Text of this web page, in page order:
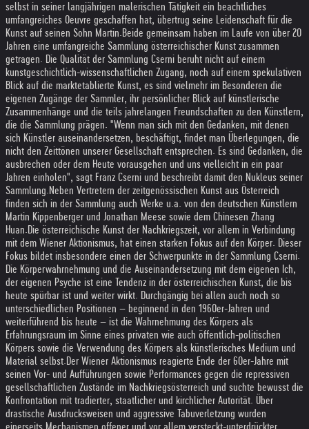
selbst in seiner langjährigen malerischen Tätigkeit ein beachtliches
umfangreiches Oeuvre geschaffen hat, übertrug seine Leidenschaft für die
Kunst auf seinen Sohn Martin.Beide gemeinsam haben im Laufe von über 20
Jahren eine umfangreiche Sammlung österreichischer Kunst zusammen
getragen. Die Qualität der Sammlung Cserni beruht nicht auf einem
kunstgeschichtlich-wissenschaftlichen Zugang, noch auf einem spekulativen
Blick auf die marktetablierte Kunst, es sind vielmehr im Besonderen die
eigenen Zugänge der Sammler, ihr persönlicher Blick auf künstlerische
Zusammenhänge und die teils jahrelangen Freundschaften zu den Künstlern,
die die Sammlung prägen. "Wenn man sich mit den Gedanken, mit denen
sich Künstler auseinandersetzen, beschäftigt, findet man Überlegungen, die
nicht den Zeittönen unserer Gesellschaft entsprechen. Es sind Gedanken, die
ausbrechen oder dem Heute vorausgehen und uns vielleicht in ein paar
Jahren einholen", sagt Franz Cserni und beschreibt damit den Nukleus seiner
Sammlung.Neben Vertretern der zeitgenössischen Kunst aus Österreich
finden sich in der Sammlung auch Werke u.a. von den deutschen Künstlern
Martin Kippenberger und Jonathan Meese sowie dem Chinesen Zhang
Huan. Die österreichische Kunst der Nachkriegszeit, vor allem in Verbindung
mit dem Wiener Aktionismus, hat einen starken Fokus auf den Körper. Dieser
Fokus bildet insbesondere einen der Schwerpunkte in der Sammlung Cserni.
Die Körperwahrnehmung und die Auseinandersetzung mit dem eigenen Ich,
der eigenen Psyche ist eine Tendenz in der österreichischen Kunst, die bis
heute spürbar ist und weiter wirkt. Durchgängig bei allen auch noch so
unterschiedlichen Positionen – beginnend in den 1960er-Jahren und
weiterführend bis heute – ist die Wahrnehmung des Körpers als
Erfahrungsraum im Sinne eines privaten wie auch öffentlich-politischen
Körpers sowie die Verwendung des Körpers als künstlerisches Medium und
Material selbst. Der Wiener Aktionismus reagierte Ende der 60er-Jahre mit
seinen Vor- und Aufführungen sowie Performances gegen die repressiven
gesellschaftlichen Zustände im Nachkriegsösterreich und suchte bewusst die
Konfrontation mit tradierter, staatlicher und kirchlicher Autorität. Über
drastische Ausdrucksweisen und aggressive Tabuverletzung wurden